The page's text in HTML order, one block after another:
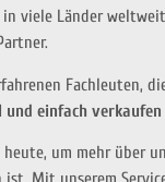
viele Länder
Fachleuten,
und einfach verkaufen
um mehr über